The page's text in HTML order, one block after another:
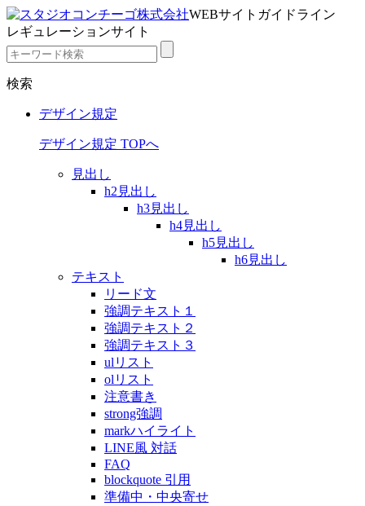
WEBサイトガイドライン
レギュレーションサイト
検索
デザイン規定
デザイン規定 TOPへ
見出し
h2見出し
h3見出し
h4見出し
h5見出し
h6見出し
テキスト
リード文
強調テキスト１
強調テキスト２
強調テキスト３
ulリスト
olリスト
注意書き
strong強調
markハイライト
LINE風 対話
FAQ
blockquote 引用
準備中・中央寄せ